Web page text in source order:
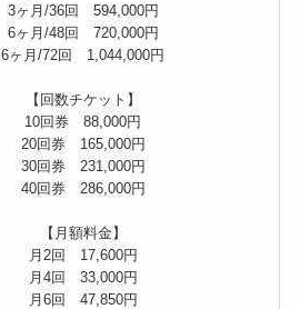
3ヶ月/36回 594,000円
6ヶ月/48回 720,000円
6ヶ月/72回 1,044,000円
【回数チケット】
10回券 88,000円
20回券 165,000円
30回券 231,000円
40回券 286,000円
【月額料金】
月2回 17,600円
月4回 33,000円
月6回 47,850円